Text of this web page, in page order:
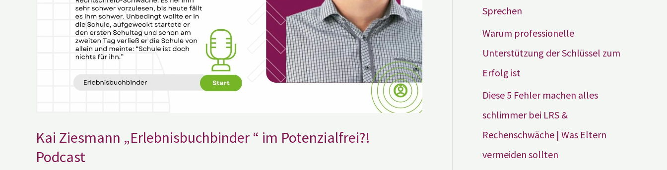
Kai Ziesmann „Erlebnisbuchbinder “ im Potenzialfrei?!
Podcast
Sprechen
Warum professionelle
Unterstützung der Schlüssel zum
Erfolg ist
Diese 5 Fehler machen alles
schlimmer bei LRS &
Rechenschwäche | Was Eltern
vermeiden sollten